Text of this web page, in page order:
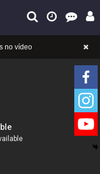
a linha para jogar